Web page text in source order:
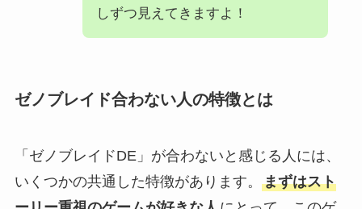
しずつ見えてきますよ！
ゼノブレイド合わない人の特徴とは
「ゼノブレイドDE」が合わないと感じる人には、
いくつかの共通した特徴があります。 まずはスト